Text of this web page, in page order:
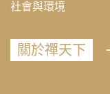
社會與環境
關於禪天下